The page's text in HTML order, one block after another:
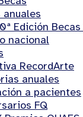
anuales
Edición
nacional
RecordArte
anuales
a pacientes
FQ